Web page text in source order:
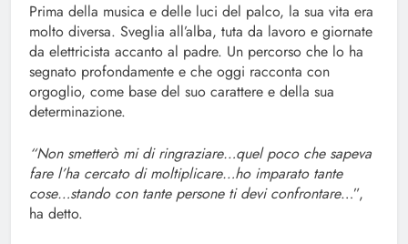
Prima della musica e delle luci del palco, la sua vita era
molto diversa. Sveglia all’alba, tuta da lavoro e giornate
da elettricista accanto al padre. Un percorso che lo ha
segnato profondamente e che oggi racconta con
orgoglio, come base del suo carattere e della sua
determinazione.
“Non smetterò mi di ringraziare…quel poco che sapeva
fare l’ha cercato di moltiplicare…ho imparato tante
cose…stando con tante persone ti devi confrontare…”,
ha detto.